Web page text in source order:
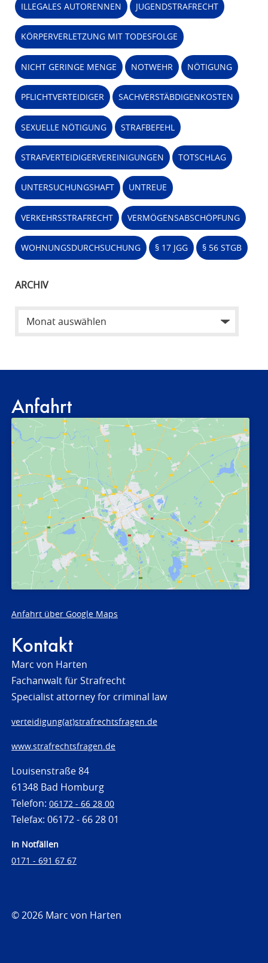
ILLEGALES AUTORENNEN JUGENDSTRAFRECHT
KÖRPERVERLETZUNG MIT TODESFOLGE
NICHT GERINGE MENGE NOTWEHR NÖTIGUNG
PFLICHTVERTEIDIGER SACHVERSTÄBDIGENKOSTEN
SEXUELLE NÖTIGUNG STRAFBEFEHL
STRAFVERTEIDIGERVEREINIGUNGEN TOTSCHLAG
UNTERSUCHUNGSHAFT UNTREUE
VERKEHRSSTRAFRECHT VERMÖGENSABSCHÖPFUNG
WOHNUNGSDURCHSUCHUNG § 17 JGG § 56 STGB
ARCHIV
Anfahrt
Anfahrt über Google Maps
Kontakt
Marc von Harten
Fachanwalt für Strafrecht
Specialist attorney for criminal law
verteidigung(at)strafrechtsfragen.de
www.strafrechtsfragen.de
Louisenstraße 84
61348 Bad Homburg
Telefon: 06172 - 66 28 00
Telefax: 06172 - 66 28 01
In Notfällen
0171 - 691 67 67
© 2026 Marc von Harten